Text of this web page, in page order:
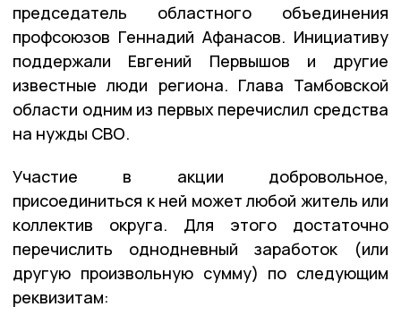
председатель областного объединения
профсоюзов Геннадий Афанасов. Инициативу
поддержали Евгений Первышов и другие
известные люди региона. Глава Тамбовской
области одним из первых перечислил средства
на нужды СВО.
Участие в акции добровольное,
присоединиться к ней может любой житель или
коллектив округа. Для этого достаточно
перечислить однодневный заработок (или
другую произвольную сумму) по следующим
реквизитам: